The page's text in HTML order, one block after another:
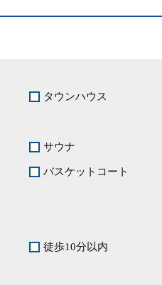
タウンハウス
サウナ
バスケットコート
徒歩10分以内